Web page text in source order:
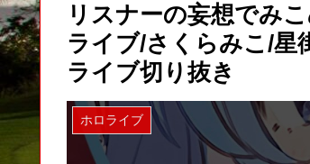
リスナーの妄想でみ
ライブ/さくらみこ/星
ライブ切り抜き
ホロライブ